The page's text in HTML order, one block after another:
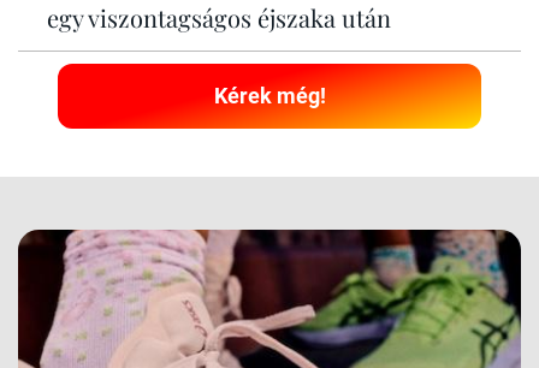
egy viszontagságos éjszaka után
Kérek még!